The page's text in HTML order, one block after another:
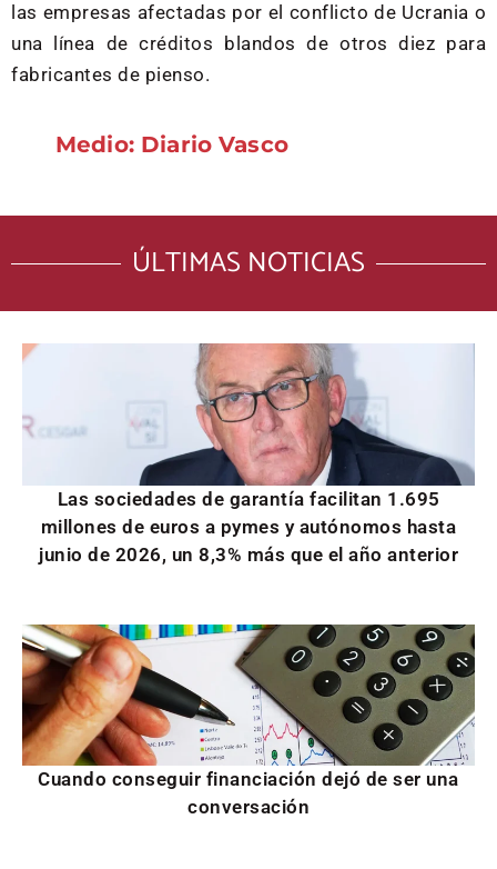
las empresas afectadas por el conflicto de Ucrania o
una línea de créditos blandos de otros diez para
fabricantes de pienso.
Medio: Diario Vasco
ÚLTIMAS NOTICIAS
Las sociedades de garantía facilitan 1.695
millones de euros a pymes y autónomos hasta
junio de 2026, un 8,3% más que el año anterior
Cuando conseguir financiación dejó de ser una
conversación